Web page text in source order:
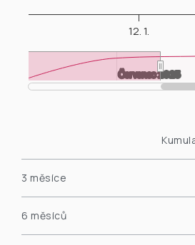
12. 1.
Červenec 2025
Červenec 2025
3 měsíce
6 měsíců